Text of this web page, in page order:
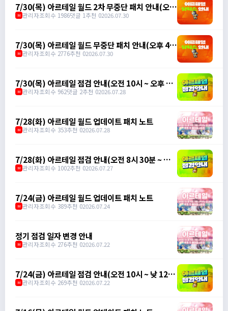
7/30(목) 아르테일 월드 2차 무중단 패치 안내(오후
6시 5분)
M 관리자조회수 1986댓글 1추천 02026.07.30
7/30(목) 아르테일 월드 무중단 패치 안내(오후 4시
35분)
M 관리자조회수 2776추천 02026.07.30
7/30(목) 아르테일 점검 안내(오전 10시 ~ 오후 1
시)
M 관리자조회수 962댓글 2추천 02026.07.28
7/28(화) 아르테일 월드 업데이트 패치 노트
M 관리자조회수 353추천 02026.07.28
7/28(화) 아르테일 점검 안내(오전 8시 30분 ~ 오
전 9시 30분)
M 관리자조회수 1002추천 02026.07.27
7/24(금) 아르테일 월드 업데이트 패치 노트
M 관리자조회수 389추천 02026.07.24
정기 점검 일자 변경 안내
M 관리자조회수 276추천 02026.07.22
7/24(금) 아르테일 점검 안내(오전 10시 ~ 낮 12
시)
M 관리자조회수 269추천 02026.07.22